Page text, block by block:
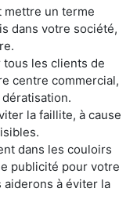
mettre un terme
dans votre société,
les clients de
centre commercial,
la faillite, à cause
dans les couloirs
publicité pour votre
à éviter la